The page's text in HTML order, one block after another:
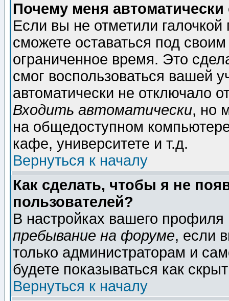
Почему меня автоматически
Если вы не отметили галочкой
сможете оставаться под
ограниченное время. Это
смог воспользоваться вашей
автоматически не отключало
Входить автоматически, но
на общедоступном
кафе, университете и т.д.
Вернуться к началу
Как сделать, чтобы я не
пользователей?
В настройках вашего
пребывание на форуме, если
только администраторам и
будете показываться как
Вернуться к началу